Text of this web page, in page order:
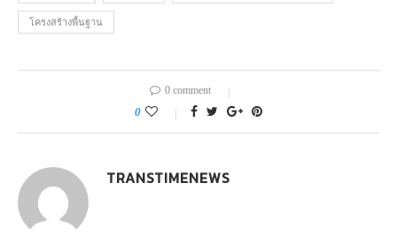
โครงสร้างพื้นฐาน
0 comment
0
TRANSTIMENEWS